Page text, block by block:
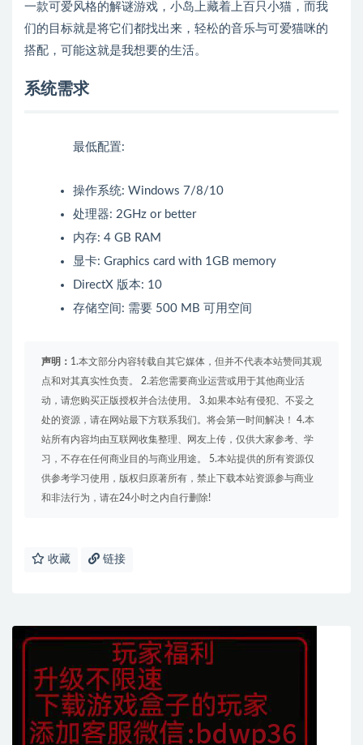
一款可爱风格的解谜游戏，小岛上藏着上百只小猫，而我
们的目标就是将它们都找出来，轻松的音乐与可爱猫咪的
搭配，可能这就是我想要的生活。
系统需求
最低配置:
操作系统: Windows 7/8/10
处理器: 2GHz or better
内存: 4 GB RAM
显卡: Graphics card with 1GB memory
DirectX 版本: 10
存储空间: 需要 500 MB 可用空间
声明： 1.本文部分内容转载自其它媒体，但并不代表本站赞同其观
点和对其真实性负责。 2.若您需要商业运营或用于其他商业活
动，请您购买正版授权并合法使用。 3.如果本站有侵犯、不妥之
处的资源，请在网站最下方联系我们。将会第一时间解决！ 4.本
站所有内容均由互联网收集整理、网友上传，仅供大家参考、学
习，不存在任何商业目的与商业用途。 5.本站提供的所有资源仅
供参考学习使用，版权归原著所有，禁止下载本站资源参与商业
和非法行为，请在24小时之内自行删除!
收藏 链接